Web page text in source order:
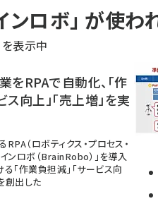
ンロボ」 が使
表示中
をRPAで自動化、「作
ス向上」「売上増」を実
（ロボティクス・プロセス・
インロボ（BrainRobo）」を導入
「作業負担減」「サービス向
創出した